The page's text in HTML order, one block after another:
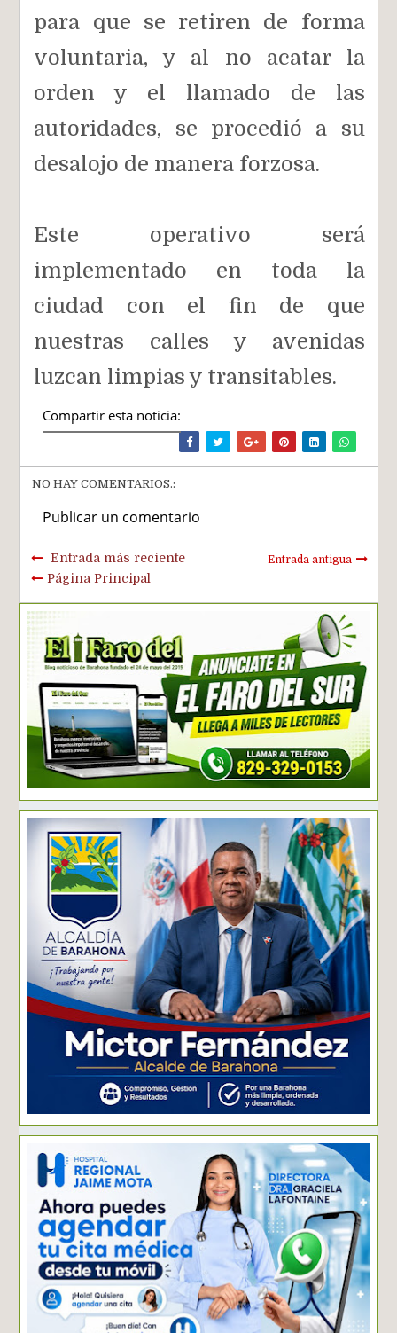
para que se retiren de forma
voluntaria, y al no acatar la
orden y el llamado de las
autoridades, se procedió a su
desalojo de manera forzosa.
Este operativo será
implementado en toda la
ciudad con el fin de que
nuestras calles y avenidas
luzcan limpias y transitables.
Compartir esta noticia:
NO HAY COMENTARIOS.:
Publicar un comentario
Entrada más reciente Entrada antigua
Página Principal